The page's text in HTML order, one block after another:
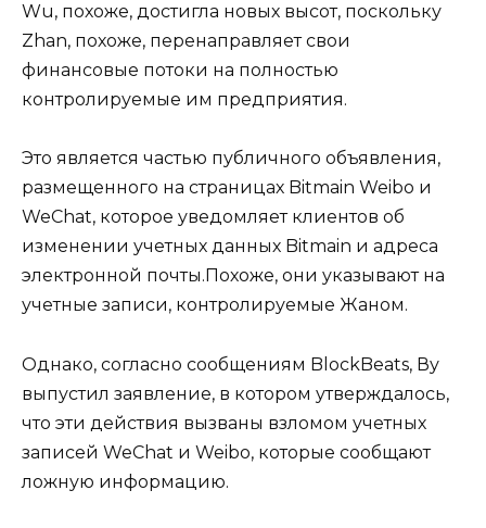
Wu, похоже, достигла новых высот, поскольку
Zhan, похоже, перенаправляет свои
финансовые потоки на полностью
контролируемые им предприятия.
Это является частью публичного объявления,
размещенного на страницах Bitmain Weibo и
WeChat, которое уведомляет клиентов об
изменении учетных данных Bitmain и адреса
электронной почты.Похоже, они указывают на
учетные записи, контролируемые Жаном.
Однако, согласно сообщениям BlockBeats, Ву
выпустил заявление, в котором утверждалось,
что эти действия вызваны взломом учетных
записей WeChat и Weibo, которые сообщают
ложную информацию.